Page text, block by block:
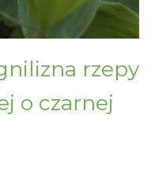
rzepy
o czarnej